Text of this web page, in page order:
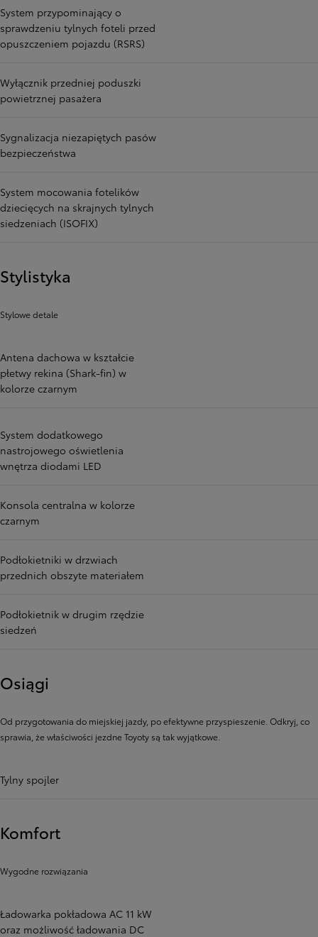
System przypominający o
sprawdzeniu tylnych foteli przed
opuszczeniem pojazdu (RSRS)
Wyłącznik przedniej poduszki
powietrznej pasażera
Sygnalizacja niezapiętych pasów
bezpieczeństwa
System mocowania fotelików
dziecięcych na skrajnych tylnych
siedzeniach (ISOFIX)
Stylistyka
Stylowe detale
Antena dachowa w kształcie
płetwy rekina (Shark-fin) w
kolorze czarnym
System dodatkowego
nastrojowego oświetlenia
wnętrza diodami LED
Konsola centralna w kolorze
czarnym
Podłokietniki w drzwiach
przednich obszyte materiałem
Podłokietnik w drugim rzędzie
siedzeń
Osiągi
Od przygotowania do miejskiej jazdy, po efektywne przyspieszenie. Odkryj, co
sprawia, że ​​właściwości jezdne Toyoty są tak wyjątkowe.
Tylny spojler
Komfort
Wygodne rozwiązania
Ładowarka pokładowa AC 11 kW
oraz możliwość ładowania DC